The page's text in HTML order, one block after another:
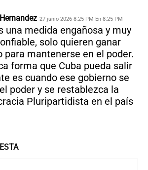
27 junio 2026 8:25 PM En 8:25 PM
una medida engañosa y muy
solo quieren ganar
para mantenerse en el poder.
forma que Cuba pueda salir
es cuando ese gobierno se
poder y se restablezca la
Pluripartidista en el país